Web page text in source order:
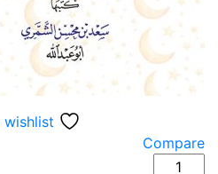
Compare
كمية